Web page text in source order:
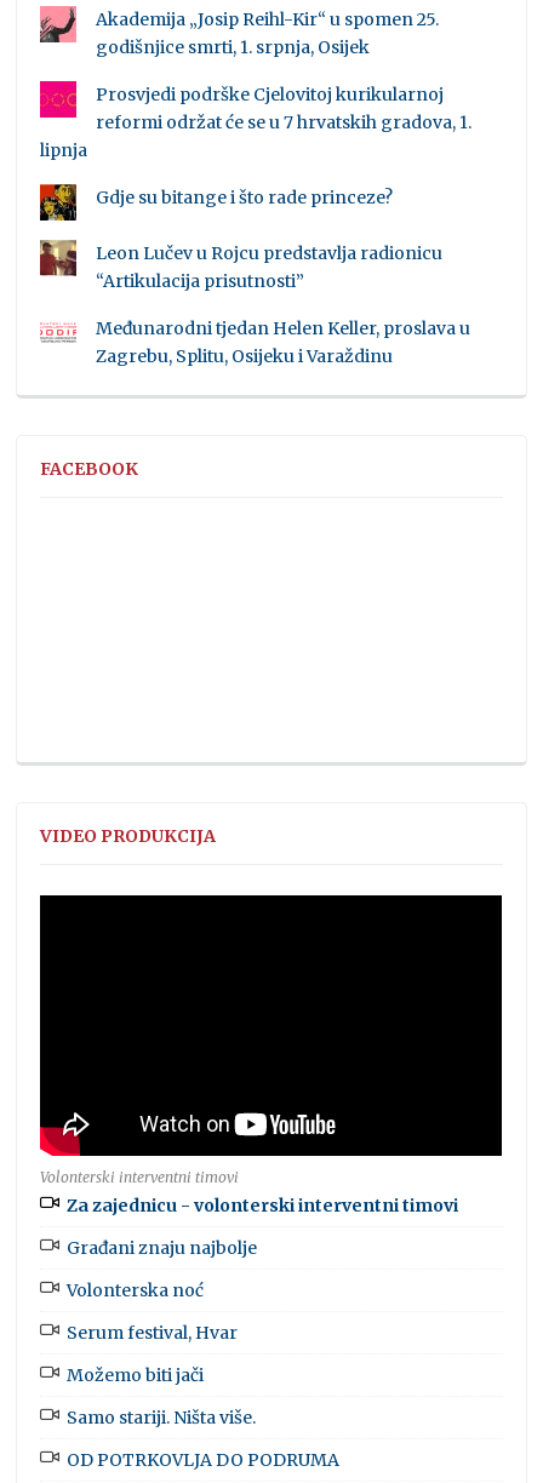
Akademija „Josip Reihl-Kir“ u spomen 25.
godišnjice smrti, 1. srpnja, Osijek
Prosvjedi podrške Cjelovitoj kurikularnoj
reformi održat će se u 7 hrvatskih gradova, 1.
lipnja
Gdje su bitange i što rade princeze?
Leon Lučev u Rojcu predstavlja radionicu
“Artikulacija prisutnosti”
Međunarodni tjedan Helen Keller, proslava u
Zagrebu, Splitu, Osijeku i Varaždinu
FACEBOOK
VIDEO PRODUKCIJA
Volonterski interventni timovi
Za zajednicu - volonterski interventni timovi
Građani znaju najbolje
Volonterska noć
Serum festival, Hvar
Možemo biti jači
Samo stariji. Ništa više.
OD POTRKOVLJA DO PODRUMA